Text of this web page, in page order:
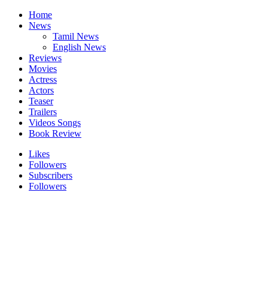
Home
News
Tamil News
English News
Reviews
Movies
Actress
Actors
Teaser
Trailers
Videos Songs
Book Review
Likes
Followers
Subscribers
Followers